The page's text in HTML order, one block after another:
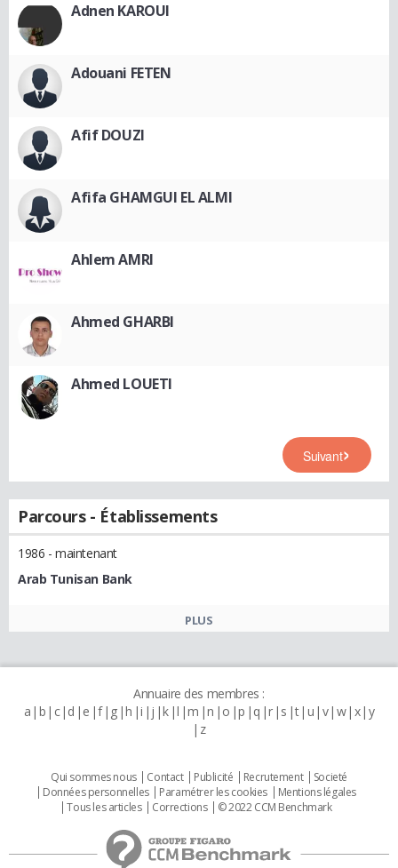
Adnen KAROUI
Adouani FETEN
Afif DOUZI
Afifa GHAMGUI EL ALMI
Ahlem AMRI
Ahmed GHARBI
Ahmed LOUETI
Suivant
Parcours - Établissements
1986 - maintenant
Arab Tunisan Bank
PLUS
Annuaire des membres :
a b c d e f g h i j k l m n o p q r s t u v w x y
z
Qui sommes nous Contact Publicité Recrutement
Societé
Données personnelles
Paramétrer les cookies
Mentions légales
Tous les articles
Corrections © 2022 CCM Benchmark